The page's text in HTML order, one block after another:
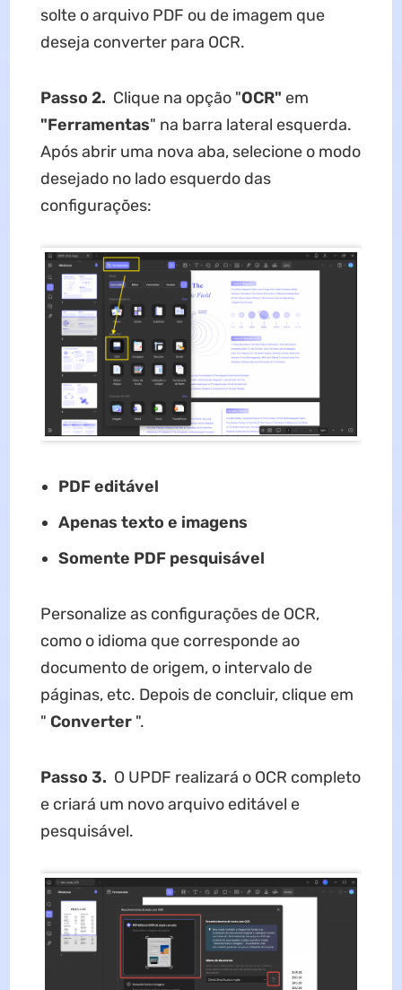
solte o arquivo PDF ou de imagem que
deseja converter para OCR.
Passo 2. Clique na opção "OCR" em
"Ferramentas" na barra lateral esquerda.
Após abrir uma nova aba, selecione o modo
desejado no lado esquerdo das
configurações:
PDF editável
Apenas texto e imagens
Somente PDF pesquisável
Personalize as configurações de OCR,
como o idioma que corresponde ao
documento de origem, o intervalo de
páginas, etc. Depois de concluir, clique em
" Converter".
Passo 3. O UPDF realizará o OCR completo
e criará um novo arquivo editável e
pesquisável.